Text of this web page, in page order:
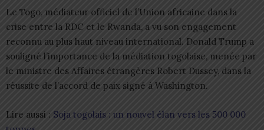
Le Togo, médiateur officiel de l’Union africaine dans la
crise entre la RDC et le Rwanda, a vu son engagement
reconnu au plus haut niveau international. Donald Trump a
souligné l’importance de la médiation togolaise, menée par
le ministre des Affaires étrangères Robert Dussey, dans la
réussite de l’accord de paix signé à Washington.
Lire aussi : Soja togolais : un nouvel élan vers les 500 000